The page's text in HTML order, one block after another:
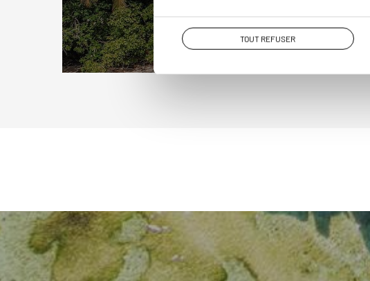
TOUT REFUSER